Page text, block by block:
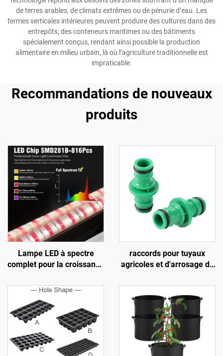
de terres arables, de climats extrêmes ou de pénurie d’eau. Les
fermes verticales intérieures peuvent produire des cultures dans des
entrepôts, des conteneurs maritimes ou des bâtiments
spécialement conçus, rendant ainsi possible la production
alimentaire en milieu urbain, là où l’agriculture traditionnelle est
impraticable.
Recommandations de nouveaux
produits
Lampe LED à spectre
complet pour la croissance
serres, avec corps en
aluminium et puces SMD
2835, éclairage par le bas
adapté à l’interculture et à
la plantation
raccords pour tuyaux
agricoles et d'arrosage de
raccord rapide à deux
voies conforme à la norme
ANSI